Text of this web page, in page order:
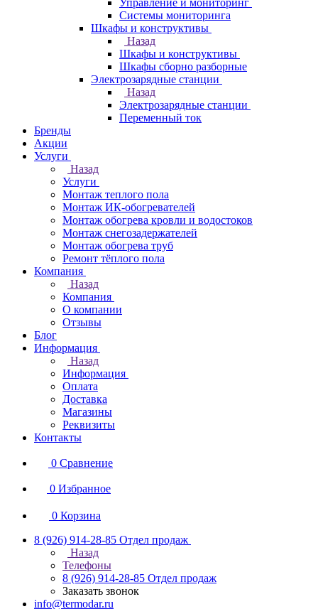
Управление и мониторинг
Системы мониторинга
Шкафы и конструктивы
Назад
Шкафы и конструктивы
Шкафы сборно разборные
Электрозарядные станции
Назад
Электрозарядные станции
Переменный ток
Бренды
Акции
Услуги
Назад
Услуги
Монтаж теплого пола
Монтаж ИК-обогревателей
Монтаж обогрева кровли и водостоков
Монтаж снегозадержателей
Монтаж обогрева труб
Ремонт тёплого пола
Компания
Назад
Компания
О компании
Отзывы
Блог
Информация
Назад
Информация
Оплата
Доставка
Магазины
Реквизиты
Контакты
0 Сравнение
0 Избранное
0 Корзина
8 (926) 914-28-85 Отдел продаж
Назад
Телефоны
8 (926) 914-28-85 Отдел продаж
Заказать звонок
info@termodar.ru